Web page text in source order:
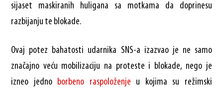
sijaset maskiranih huligana sa motkama da doprinesu
razbijanju te blokade.
Ovaj potez bahatosti udarnika SNS-a izazvao je ne samo
značajno veću mobilizaciju na proteste i blokade, nego je
izneo jedno borbeno raspoloženje u kojima su režimski